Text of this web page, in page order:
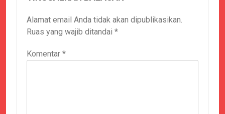
Alamat email Anda tidak akan dipublikasikan.
Ruas yang wajib ditandai *
Komentar *